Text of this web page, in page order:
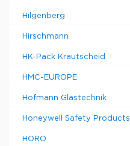
Hilgenberg
Hirschmann
HK-Pack Krautscheid
HMC-EUROPE
Hofmann Glastechnik
Honeywell Safety Products
HORO